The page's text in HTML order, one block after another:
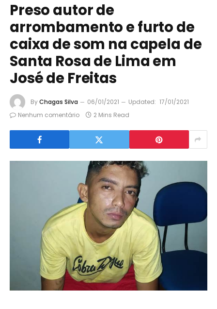
Preso autor de
arrombamento e furto de
caixa de som na capela de
Santa Rosa de Lima em
José de Freitas
ByChagas Silva 06/01/2021 Updated: 17/01/2021
Nenhum comentário
2 Mins Read